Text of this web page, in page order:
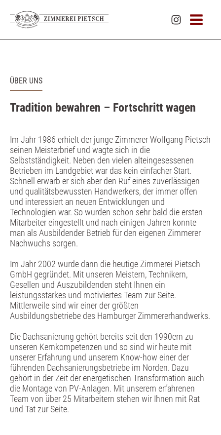
ÜBER UNS
Tradition bewahren – Fortschritt wagen
Im Jahr 1986 erhielt der junge Zimmerer Wolfgang Pietsch
seinen Meisterbrief und wagte sich in die
Selbstständigkeit. Neben den vielen alteingesessenen
Betrieben im Landgebiet war das kein einfacher Start.
Schnell erwarb er sich aber den Ruf eines zuverlässigen
und qualitätsbewussten Handwerkers, der immer offen
und interessiert an neuen Entwicklungen und
Technologien war. So wurden schon sehr bald die ersten
Mitarbeiter eingestellt und nach einigen Jahren konnte
man als Ausbildender Betrieb für den eigenen Zimmerer
Nachwuchs sorgen.
Im Jahr 2002 wurde dann die heutige Zimmerei Pietsch
GmbH gegründet. Mit unseren Meistern, Technikern,
Gesellen und Auszubildenden steht Ihnen ein
leistungsstarkes und motiviertes Team zur Seite.
Mittlerweile sind wir einer der größten
Ausbildungsbetriebe des Hamburger Zimmererhandwerks.
Die Dachsanierung gehört bereits seit den 1990ern zu
unseren Kernkompetenzen und so sind wir heute mit
unserer Erfahrung und unserem Know-how einer der
führenden Dachsanierungsbetriebe im Norden. Dazu
gehört in der Zeit der energetischen Transformation auch
die Montage von PV-Anlagen. Mit unserem erfahrenen
Team von über 25 Mitarbeitern stehen wir Ihnen mit Rat
und Tat zur Seite.